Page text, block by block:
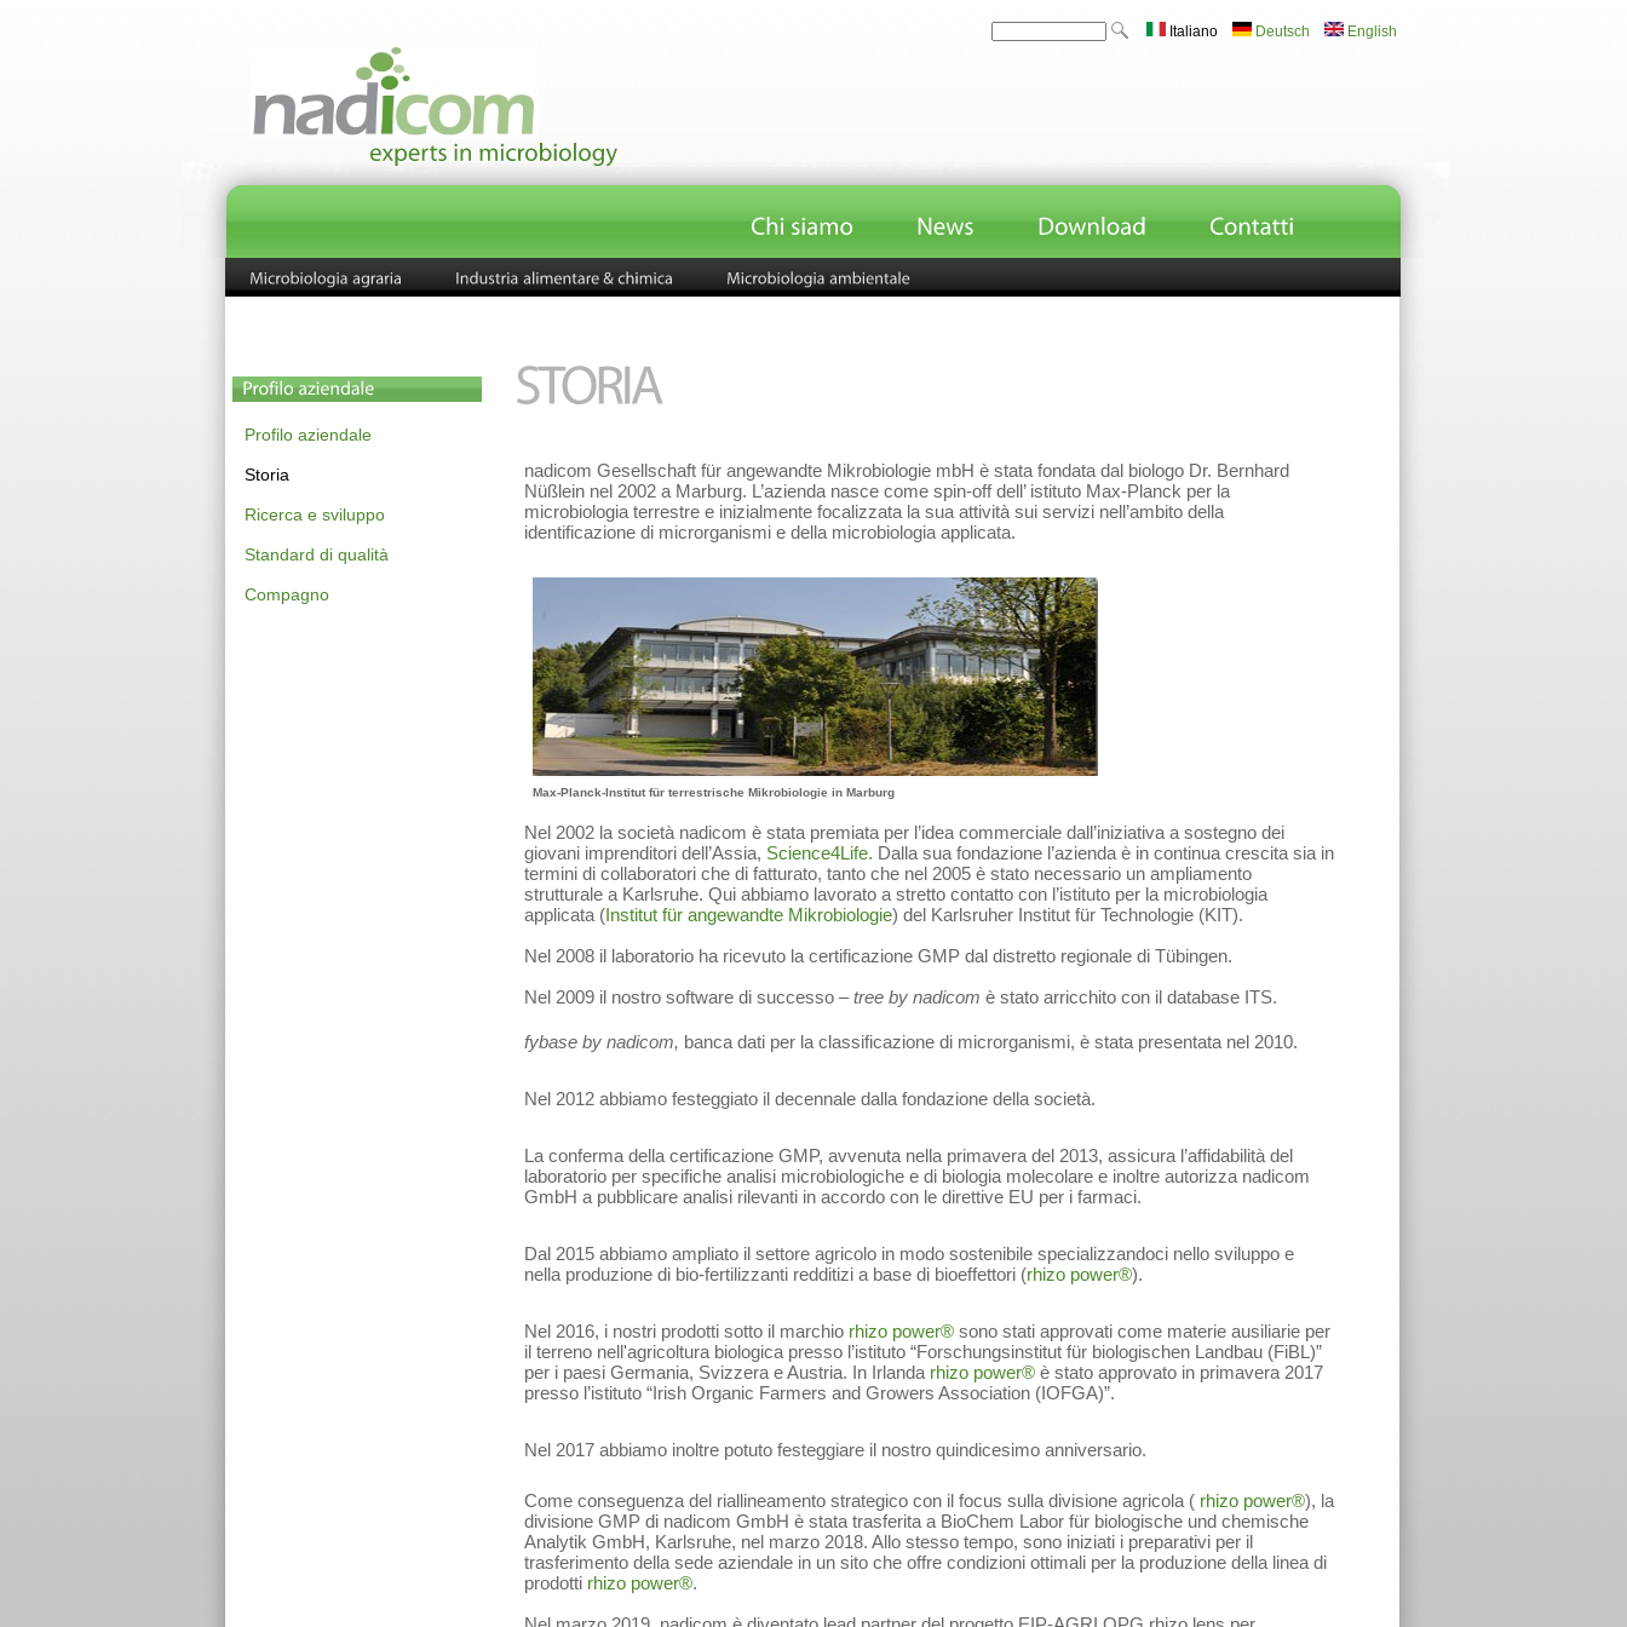
English
Deutsch
Italiano
Profilo aziendale
Storia
Ricerca e sviluppo
Standard di qualità
Compagno
nadicom Gesellschaft für angewandte Mikrobiologie mbH è stata fondata dal biologo Dr. Bernhard
Nüßlein nel 2002 a Marburg. L’azienda nasce come spin-off dell’ istituto Max-Planck per la
microbiologia terrestre e inizialmente focalizzata la sua attività sui servizi nell’ambito della
identificazione di microrganismi e della microbiologia applicata.
Max-Planck-Institut für terrestrische Mikrobiologie in Marburg
Nel 2002 la società nadicom è stata premiata per l’idea commerciale dall’iniziativa a sostegno dei
giovani imprenditori dell’Assia, Science4Life. Dalla sua fondazione l’azienda è in continua crescita sia in
termini di collaboratori che di fatturato, tanto che nel 2005 è stato necessario un ampliamento
strutturale a Karlsruhe. Qui abbiamo lavorato a stretto contatto con l’istituto per la microbiologia
applicata (Institut für angewandte Mikrobiologie) del Karlsruher Institut für Technologie (KIT).
Nel 2008 il laboratorio ha ricevuto la certificazione GMP dal distretto regionale di Tübingen.
Nel 2009 il nostro software di successo –tree by nadicom è stato arricchito con il database ITS.
fybase by nadicom, banca dati per la classificazione di microrganismi, è stata presentata nel 2010.
Nel 2012 abbiamo festeggiato il decennale dalla fondazione della società.
La conferma della certificazione GMP, avvenuta nella primavera del 2013, assicura l’affidabilità del
laboratorio per specifiche analisi microbiologiche e di biologia molecolare e inoltre autorizza nadicom
GmbH a pubblicare analisi rilevanti in accordo con le direttive EU per i farmaci.
Dal 2015 abbiamo ampliato il settore agricolo in modo sostenibile specializzandoci nello sviluppo e
nella produzione di bio-fertilizzanti redditizi a base di bioeffettori (rhizo power®).
Nel 2016, i nostri prodotti sotto il marchiorhizo power®sono stati approvati come materie ausiliarie per
il terreno nell'agricoltura biologica presso l’istituto “Forschungsinstitut für biologischen Landbau (FiBL)”
per i paesi Germania, Svizzera e Austria. In Irlanda rhizo power®è stato approvato in primavera 2017
presso l’istituto “Irish Organic Farmers and Growers Association (IOFGA)”.
Nel 2017 abbiamo inoltre potuto festeggiare il nostro quindicesimo anniversario.
Come conseguenza del riallineamento strategico con il focus sulla divisione agricola (rhizo power®), la
divisione GMP di nadicom GmbH è stata trasferita a BioChem Labor für biologische und chemische
Analytik GmbH, Karlsruhe, nel marzo 2018. Allo stesso tempo, sono iniziati i preparativi per il
trasferimento della sede aziendale in un sito che offre condizioni ottimali per la produzione della linea di
prodotti rhizo power®.